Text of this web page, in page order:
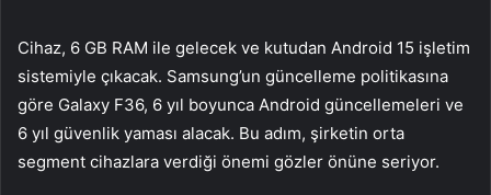
Cihaz, 6 GB RAM ile gelecek ve kutudan Android 15 işletim
sistemiyle çıkacak. Samsung’un güncelleme politikasına
göre Galaxy F36, 6 yıl boyunca Android güncellemeleri ve
6 yıl güvenlik yaması alacak. Bu adım, şirketin orta
segment cihazlara verdiği önemi gözler önüne seriyor.